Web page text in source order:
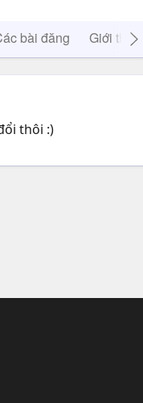
bài đăng Giới thiệu
thôi :)